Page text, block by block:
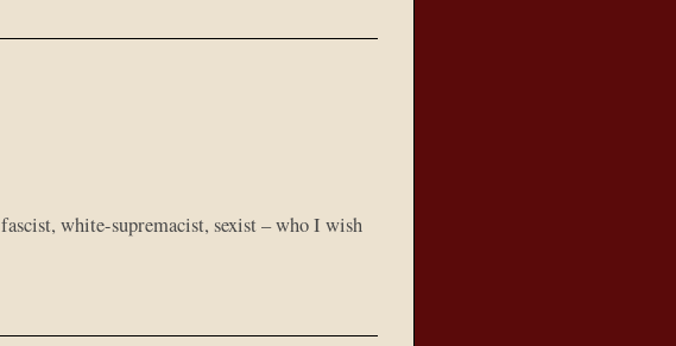
white-supremacist, sexist – who I wish